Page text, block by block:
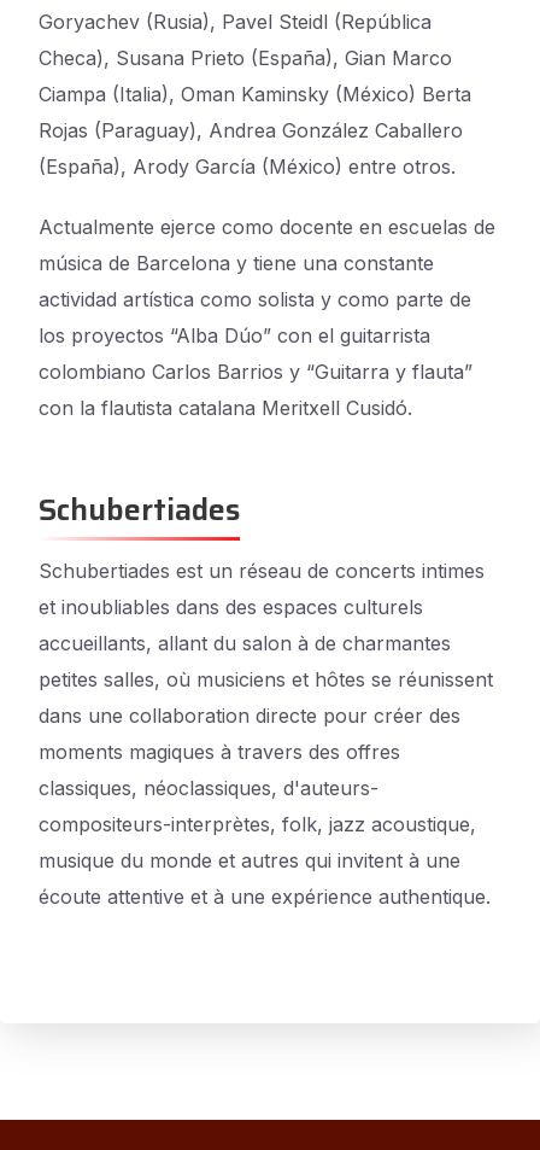
Goryachev (Rusia), Pavel Steidl (República
Checa), Susana Prieto (España), Gian Marco
Ciampa (Italia), Oman Kaminsky (México) Berta
Rojas (Paraguay), Andrea González Caballero
(España), Arody García (México) entre otros.
Actualmente ejerce como docente en escuelas de
música de Barcelona y tiene una constante
actividad artística como solista y como parte de
los proyectos “Alba Dúo” con el guitarrista
colombiano Carlos Barrios y “Guitarra y flauta”
con la flautista catalana Meritxell Cusidó.
Schubertiades
Schubertiades est un réseau de concerts intimes
et inoubliables dans des espaces culturels
accueillants, allant du salon à de charmantes
petites salles, où musiciens et hôtes se réunissent
dans une collaboration directe pour créer des
moments magiques à travers des offres
classiques, néoclassiques, d'auteurs-
compositeurs-interprètes, folk, jazz acoustique,
musique du monde et autres qui invitent à une
écoute attentive et à une expérience authentique.